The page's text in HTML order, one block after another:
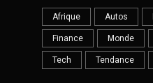
Afrique Autos
Finance Monde
Tech Tendance